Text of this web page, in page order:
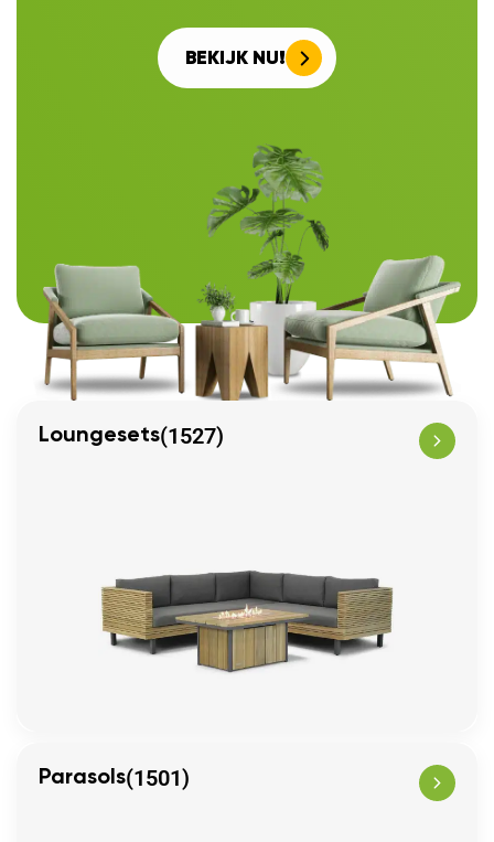
BEKIJK NU!
Loungesets(1527)
Parasols(1501)